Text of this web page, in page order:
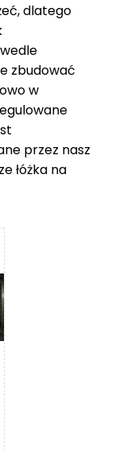
dlatego
zbudować
w
przez nasz
łóżka na